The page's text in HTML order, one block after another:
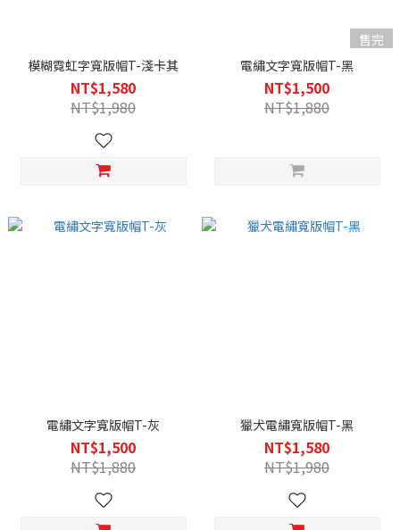
模糊霓虹字寬版帽T-淺卡其
NT$1,580
NT$1,980
售完
電繡文字寬版帽T-黑
NT$1,500
NT$1,880
電繡文字寬版帽T-灰
NT$1,500
NT$1,880
獵犬電繡寬版帽T-黑
NT$1,580
NT$1,980